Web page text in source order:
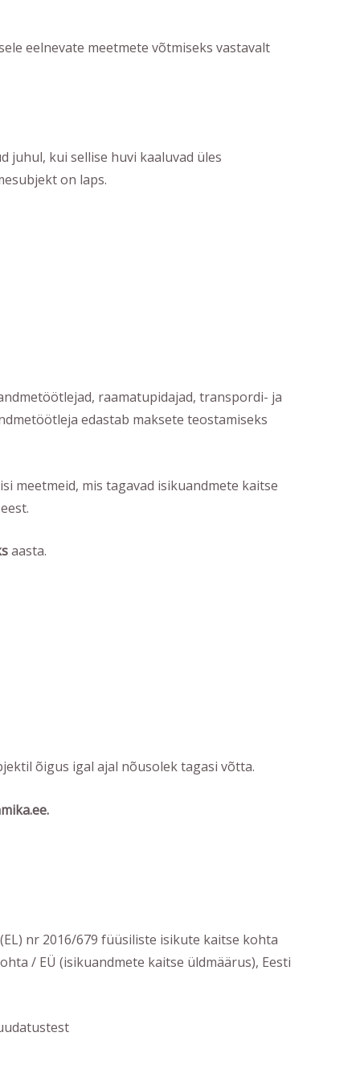
eelnevate meetmete võtmiseks vastavalt
juhul, kui sellise huvi kaaluvad üles
on laps.
raamatupidajad, transpordi- ja
edastab maksete teostamiseks
meetmeid, mis tagavad isikuandmete kaitse
aasta.
õigus igal ajal nõusolek tagasi võtta.
.
nr 2016/679 füüsiliste isikute kaitse kohta
/ EÜ (isikuandmete kaitse üldmäärus), Eesti